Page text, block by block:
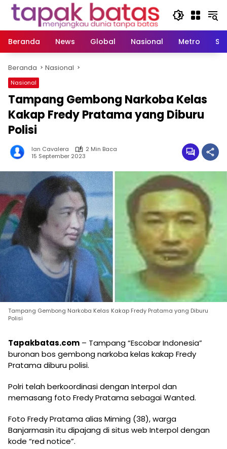
Langsung
Beranda
News Global Nasional Metro
Beranda Nasional
Nasional
Tampang Gembong Narkoba Kelas
Kakap Fredy Pratama yang Diburu
Polisi
Ian Cavalera
2 Min Baca
15 September 2023
Tampang Gembong Narkoba Kelas Kakap Fredy Pratama yang Diburu
Polisi
Tapakbatas.com – Tampang “Escobar Indonesia”
buronan bos gembong narkoba kelas kakap Fredy
Pratama diburu polisi.
Polri telah berkoordinasi dengan Interpol dan
memasang foto Fredy Pratama sebagai Wanted.
Foto Fredy Pratama alias Miming (38), warga
Banjarmasin itu dipajang di situs web Interpol dengan
kode “red notice”.